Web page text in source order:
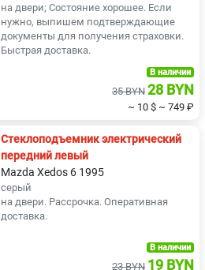
на двери; Состояние хорошее. Если
нужно, выпишем подтверждающие
документы для получения страховки.
Быстрая доставка.
В наличии
35 BYN 28 BYN
~ 10 $ ~ 749 ₽
Стеклоподъемник электрический
передний левый
Mazda Xedos 6 1995
серый
на двери. Рассрочка. Оперативная
доставка.
В наличии
23 BYN 19 BYN